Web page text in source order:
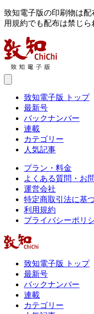
致知電子版の印刷物は
用規約でも配布は禁じら
致知電子版 トップ
最新号
バックナンバー
連載
カテゴリー
人気記事
プラン・料金
よくある質問・お
運営会社
特定商取引法に基
利用規約
プライバシーポリ
致知電子版 トップ
最新号
バックナンバー
連載
カテゴリー